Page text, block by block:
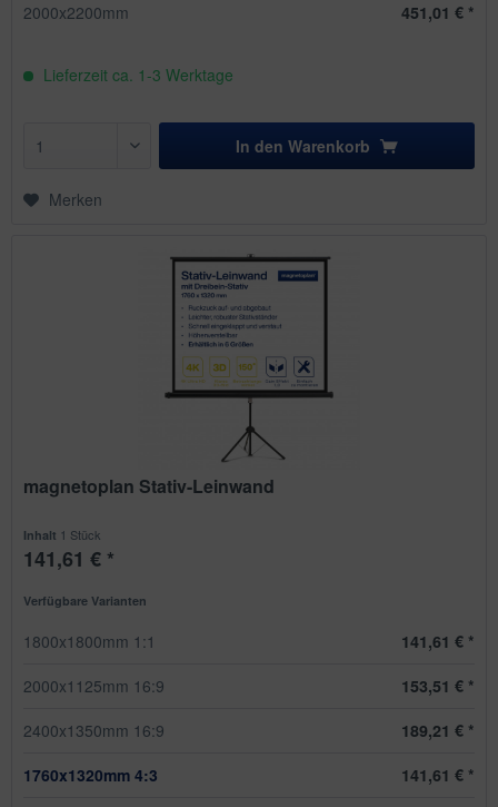
2000x2200mm 451,01 € *
Lieferzeit ca. 1-3 Werktage
In den Warenkorb
Merken
magnetoplan Stativ-Leinwand
Inhalt 1 Stück
141,61 € *
Verfügbare Varianten
1800x1800mm 1:1
141,61 € *
2000x1125mm 16:9
153,51 € *
2400x1350mm 16:9
189,21 € *
1760x1320mm 4:3
141,61 € *